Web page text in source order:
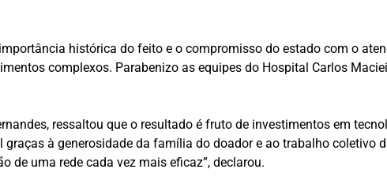
histórica do feito e o compromisso do estado com o
complexos. Parabenizo as equipes do Hospital Carlos
ressaltou que o resultado é fruto de investimentos em
graças à generosidade da família do doador e ao trabalho coletivo
de uma rede cada vez mais eficaz”, declarou.